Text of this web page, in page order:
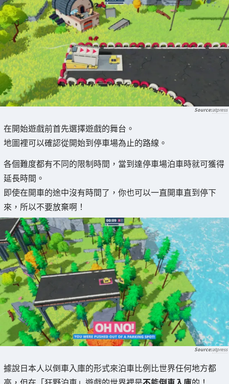
atpress
在開始遊戲前首先選擇遊戲的舞台。
地圖裡可以確認從開始到停車場為止的路線。
各個難度都有不同的限制時間，當到達停車場泊車時就可獲得
延長時間。
即使在開車的途中沒有時間了，你也可以一直開車直到停下
來，所以不要放棄啊！
atpress
據說日本人以倒車入庫的形式來泊車比例比世界任何地方都